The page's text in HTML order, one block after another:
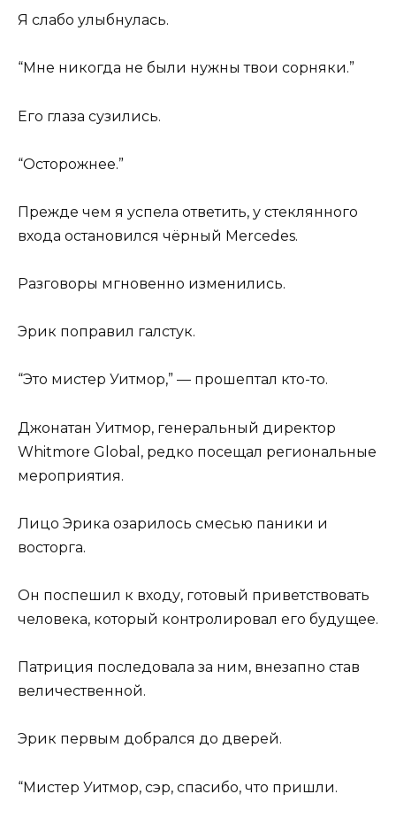
Я слабо улыбнулась.
“Мне никогда не были нужны твои сорняки.”
Его глаза сузились.
“Осторожнее.”
Прежде чем я успела ответить, у стеклянного
входа остановился чёрный Mercedes.
Разговоры мгновенно изменились.
Эрик поправил галстук.
“Это мистер Уитмор,” — прошептал кто-то.
Джонатан Уитмор, генеральный директор
Whitmore Global, редко посещал региональные
мероприятия.
Лицо Эрика озарилось смесью паники и
восторга.
Он поспешил к входу, готовый приветствовать
человека, который контролировал его будущее.
Патриция последовала за ним, внезапно став
величественной.
Эрик первым добрался до дверей.
“Мистер Уитмор, сэр, спасибо, что пришли.